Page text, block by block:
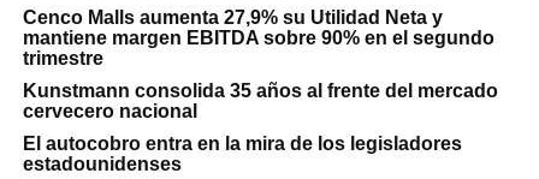
Cenco Malls aumenta 27,9% su Utilidad Neta y
mantiene margen EBITDA sobre 90% en el segundo
trimestre
Kunstmann consolida 35 años al frente del mercado
cervecero nacional
El autocobro entra en la mira de los legisladores
estadounidenses